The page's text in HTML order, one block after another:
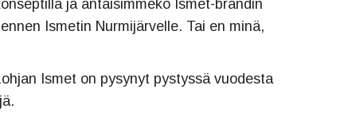
ja antaisimmeko Ismet-brändin
Ismetin Nurmijärvelle. Tai en minä,
Ismet on pysynyt pystyssä vuodesta